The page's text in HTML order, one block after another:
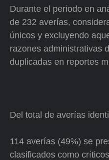
Durante el periodo en
de 232 averías,
únicos y excluyendo
razones administrativas
duplicadas en reportes
Del total de averías
114 averías (49%) se
clasificados como